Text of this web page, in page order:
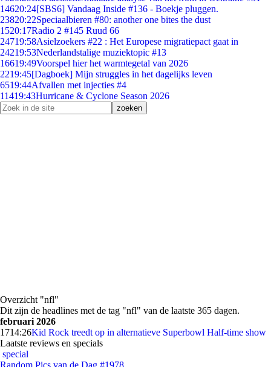
14620:24[SBS6] Vandaag Inside #136 - Boekje pluggen.
23820:22Speciaalbieren #80: another one bites the dust
1520:17Radio 2 #145 Ruud 66
24719:58Asielzoekers #22 : Het Europese migratiepact gaat in
24219:53Nederlandstalige muziektopic #13
16619:49Voorspel hier het warmtegetal van 2026
2219:45[Dagboek] Mijn struggles in het dagelijks leven
6519:44Afvallen met injecties #4
11419:43Hurricane & Cyclone Season 2026
Overzicht "nfl"
Dit zijn de headlines met de tag "nfl" van de laatste 365 dagen.
februari 2026
1714:26Kid Rock treedt op in alternatieve Superbowl Half-time show
Laatste reviews en specials
special
Random Pics van de Dag #1978